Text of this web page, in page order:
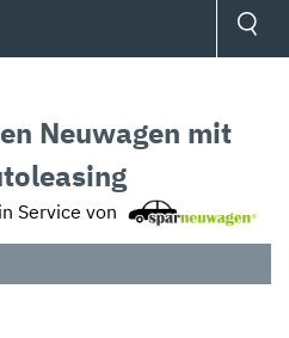
Neuwagen mit
Service von